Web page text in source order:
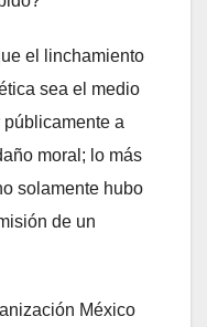
el linchamiento
sea el medio
a
moral; lo más
solamente hubo
de un
México